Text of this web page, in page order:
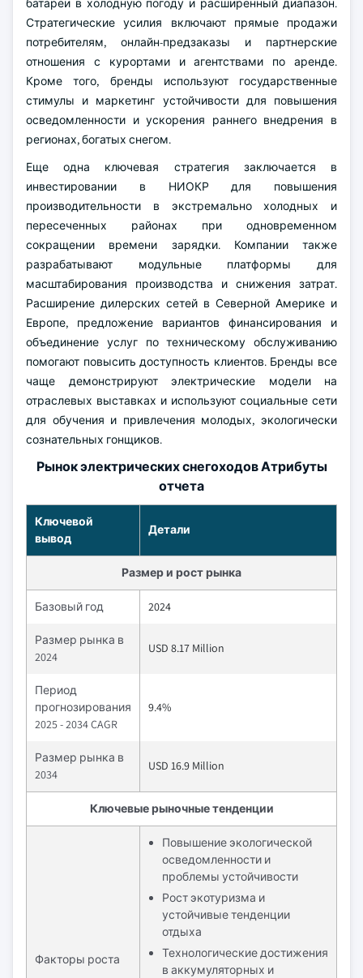
батареи в холодную погоду и расширенный диапазон.
Стратегические усилия включают прямые продажи
потребителям, онлайн-предзаказы и партнерские
отношения с курортами и агентствами по аренде.
Кроме того, бренды используют государственные
стимулы и маркетинг устойчивости для повышения
осведомленности и ускорения раннего внедрения в
регионах, богатых снегом.
Еще одна ключевая стратегия заключается в
инвестировании в НИОКР для повышения
производительности в экстремально холодных и
пересеченных районах при одновременном
сокращении времени зарядки. Компании также
разрабатывают модульные платформы для
масштабирования производства и снижения затрат.
Расширение дилерских сетей в Северной Америке и
Европе, предложение вариантов финансирования и
объединение услуг по техническому обслуживанию
помогают повысить доступность клиентов. Бренды все
чаще демонстрируют электрические модели на
отраслевых выставках и используют социальные сети
для обучения и привлечения молодых, экологически
сознательных гонщиков.
Рынок электрических снегоходов Атрибуты
отчета
Ключевой
вывод
Детали
Размер и рост рынка
Базовый год 2024
Размер рынка в
2024
USD 8.17 Million
Период
прогнозирования
2025 - 2034 CAGR
9.4%
Размер рынка в
2034
USD 16.9 Million
Ключевые рыночные тенденции
Факторы роста
Повышение экологической
осведомленности и
проблемы устойчивости
Рост экотуризма и
устойчивые тенденции
отдыха
Технологические достижения
в аккумуляторных и